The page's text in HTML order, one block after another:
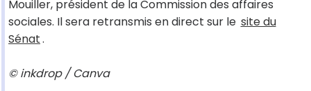
Mouiller, président de la Commission des affaires
sociales. Il sera retransmis en direct sur le site du
Sénat.
© inkdrop / Canva